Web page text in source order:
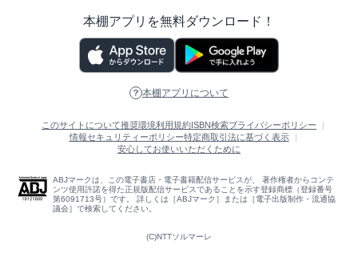
本棚アプリを無料ダウンロード！
本棚アプリについて
このサイトについて推奨環境利用規約 ISBN検索プライバシーポリシー
情報セキュリティーポリシー特定商取引法に基づく表示
安心してお使いいただくために
ABJマークは、この電子書店・電子書籍配信サービスが、 著作権者からコンテ
ンツ使用許諾を得た正規版配信サービスであることを示す登録商標（登録番号
第6091713号）です。 詳しくは［ABJマーク］または［電子出版制作・流通協
議会］で検索してください。
(C)NTTソルマーレ